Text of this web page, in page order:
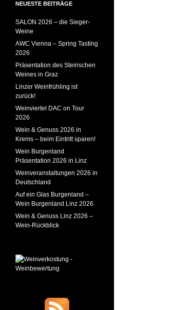
NEUESTE BEITRÄGE
SALON 2026 – die Sieger-
Weine
AWC Vienna – Spring Tasting
2026
Präsentation des Steirischen
Weines in Graz
Linzer Weinfrühling ist
zurück!
Weinviertel DAC on Tour
2026
Wein & Genuss 2026 in
Krems – beim Eintritt sparen!
Wein Burgenland
Präsentation 2026 in Linz
Weinveranstaltungen 2026 in
Deutschland
Auf ein Glas Burgenland –
Wein Burgenland Linz 2026
Wein & Genuss Linz 2026 –
Wein-Rückblick